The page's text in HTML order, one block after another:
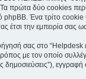
δύο cookies
Ένα τρίτο
έτσι την εμπειρία σας
σας στο
με τον οποίο